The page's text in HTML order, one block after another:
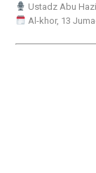
Ustadz Abu
Al-khor, 13